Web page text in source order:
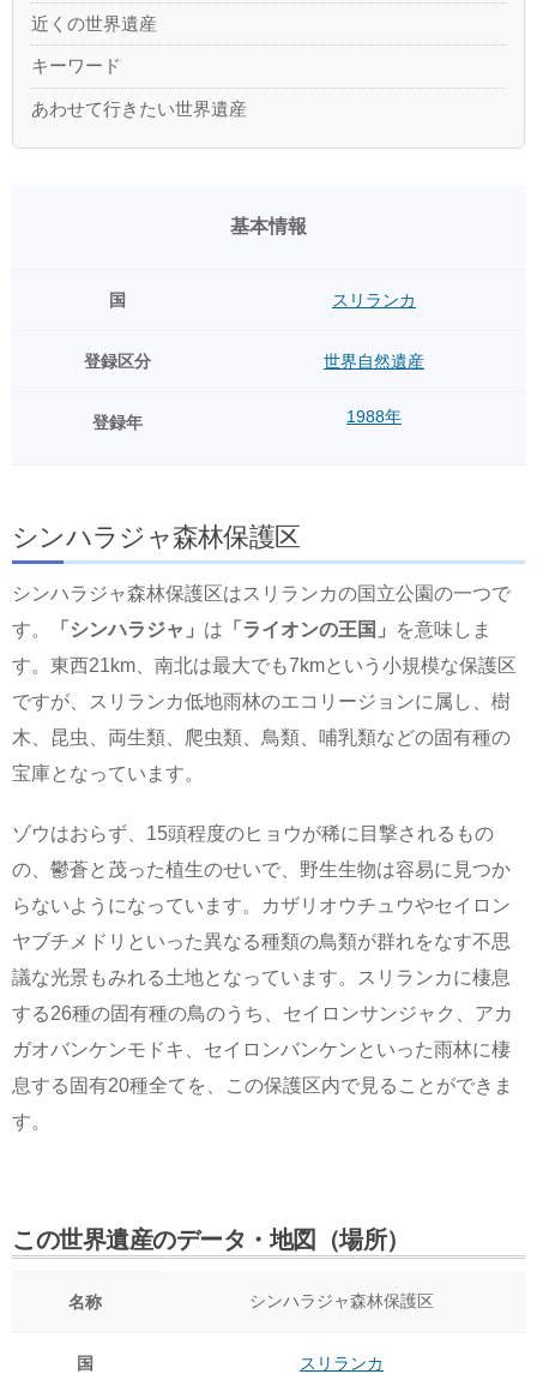
近くの世界遺産
キーワード
あわせて行きたい世界遺産
基本情報
国 スリランカ
登録区分 世界自然遺産
登録年 1988年
シンハラジャ森林保護区
シンハラジャ森林保護区はスリランカの国立公園の一つで
す。
「シンハラジャ」 は 「ライオンの王国」
を意味しま
す。東西21km、南北は最大でも7kmという小規模な保護区
ですが、スリランカ低地雨林のエコリージョンに属し、樹
木、昆虫、両生類、爬虫類、鳥類、哺乳類などの固有種の
宝庫となっています。
ゾウはおらず、15頭程度のヒョウが稀に目撃されるもの
の、鬱蒼と茂った植生のせいで、野生生物は容易に見つか
らないようになっています。カザリオウチュウやセイロン
ヤブチメドリといった異なる種類の鳥類が群れをなす不思
議な光景もみれる土地となっています。スリランカに棲息
する26種の固有種の鳥のうち、セイロンサンジャク、アカ
ガオバンケンモドキ、セイロンバンケンといった雨林に棲
息する固有20種全てを、この保護区内で見ることができま
す。
この世界遺産のデータ・地図（場所）
名称 シンハラジャ森林保護区
国 スリランカ